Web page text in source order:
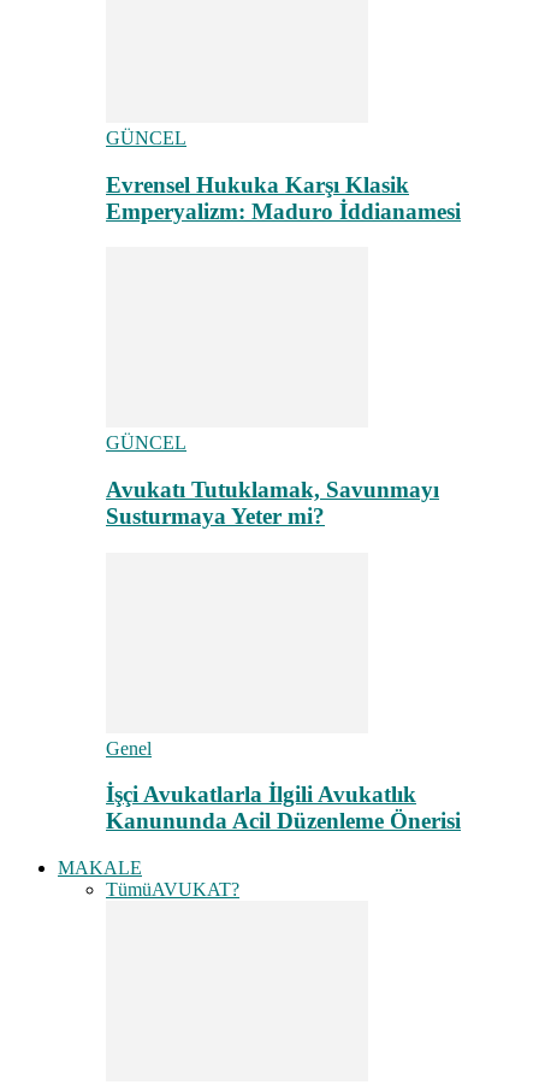
GÜNCEL
Evrensel Hukuka Karşı Klasik
Emperyalizm: Maduro İddianamesi
GÜNCEL
Avukatı Tutuklamak, Savunmayı
Susturmaya Yeter mi?
Genel
İşçi Avukatlarla İlgili Avukatlık
Kanununda Acil Düzenleme Önerisi
MAKALE
TümüAVUKAT?